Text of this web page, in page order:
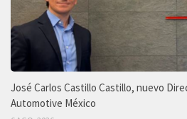
José Carlos Castillo Castillo, nuevo
Automotive México